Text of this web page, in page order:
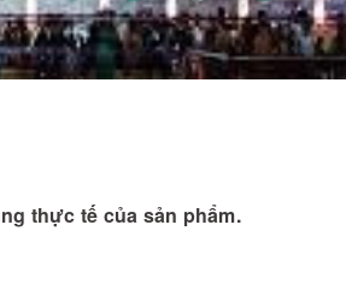
thực tế của sản phẩm.